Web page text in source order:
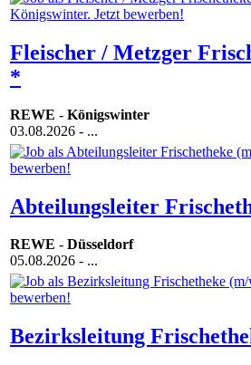
Fleischer / Metzger
*
REWE - Königswinter
03.08.2026 - ...
Abteilungsleiter
REWE - Düsseldorf
05.08.2026 - ...
Bezirksleitung